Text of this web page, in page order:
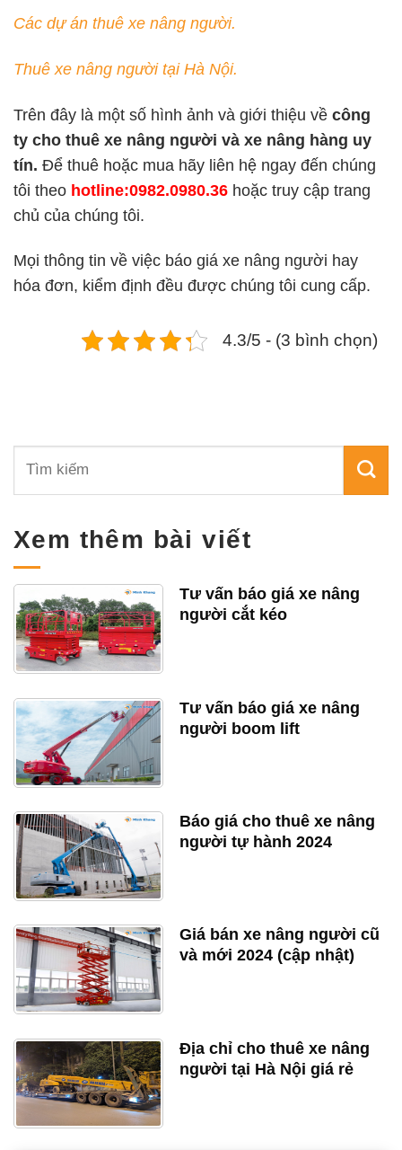
Các dự án thuê xe nâng người.
Thuê xe nâng người tại Hà Nội.
Trên đây là một số hình ảnh và giới thiệu về công
ty cho thuê xe nâng người và xe nâng hàng uy
tín. Để thuê hoặc mua hãy liên hệ ngay đến chúng
tôi theo hotline:0982.0980.36 hoặc truy cập trang
chủ của chúng tôi.
Mọi thông tin về việc báo giá xe nâng người hay
hóa đơn, kiểm định đều được chúng tôi cung cấp.
4.3/5 - (3 bình chọn)
Xem thêm bài viết
Tư vấn báo giá xe nâng
người cắt kéo
Tư vấn báo giá xe nâng
người boom lift
Báo giá cho thuê xe nâng
người tự hành 2024
Giá bán xe nâng người cũ
và mới 2024 (cập nhật)
Địa chỉ cho thuê xe nâng
người tại Hà Nội giá rẻ